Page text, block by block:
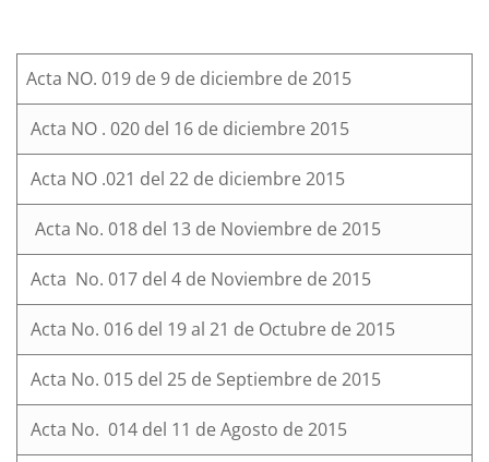
Acta NO. 019 de 9 de diciembre de 2015
Acta NO . 020 del 16 de diciembre 2015
Acta NO .021 del 22 de diciembre 2015
Acta No. 018 del 13 de Noviembre de 2015
Acta No. 017 del 4 de Noviembre de 2015
Acta No. 016 del 19 al 21 de Octubre de 2015
Acta No. 015 del 25 de Septiembre de 2015
Acta No. 014 del 11 de Agosto de 2015